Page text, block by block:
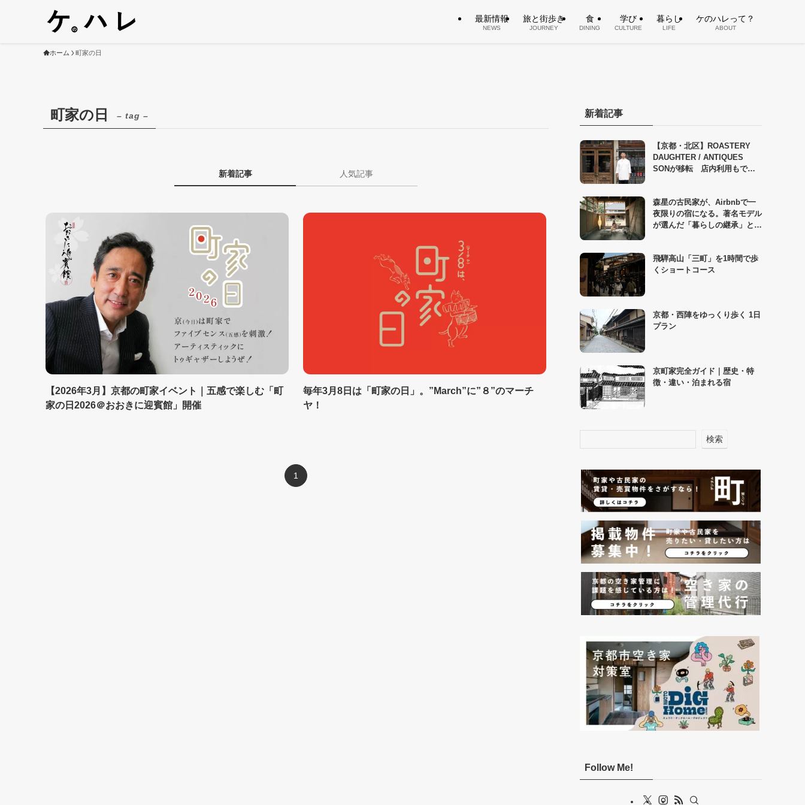
最新情報
NEWS
旅と街歩き
JOURNEY
食
DINING
学び
CULTURE
暮らし
LIFE
ケのハレって？
ABOUT
ホーム 町家の日
町家の日 – tag –
新着記事 人気記事
【2026年3月】京都の町家イベント｜五感で楽しむ「町
家の日2026＠おおきに迎賓館」開催
毎年3月8日は「町家の日」。”March”に”８”のマーチ
ヤ！
1
新着記事
【京都・北区】ROASTERY
DAUGHTER / ANTIQUES
SONが移転 店内利用もでき
森星の古民家が、Airbnbで一
夜限りの宿になる。著名モデル
が選んだ「暮らしの継承」とい
飛騨高山「三町」を1時間で歩
くショートコース
京都・西陣をゆっくり歩く 1日
プラン
京町家完全ガイド｜歴史・特
徴・違い・泊まれる宿
検索
Follow Me!